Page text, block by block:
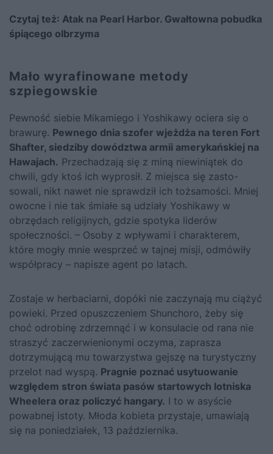
Czytaj też: Atak na Pearl Harbor. Gwałtowna pobudka
śpiącego olbrzyma
Mało wyrafinowane metody
szpiegowskie
Pewność siebie Mikamiego i Yoshikawy ociera się o
brawurę. Pewnego dnia szofer wjeżdża na teren Fort
Shafter, siedziby do­wództwa armii amerykańskiej na
Hawajach. Przechadzają się z miną niewiniątek do
chwili, gdy ktoś ich wyprosił. Z miejsca się zasto­
sowali, nikt nawet nie sprawdził ich tożsamości. Mniej
owocne i nie tak śmiałe są udziały Yoshikawy w
obrzędach religijnych, gdzie spo­tyka liderów
społeczności. – Osoby z wpływami i charakterem,
które mogły mnie wesprzeć w tajnej misji, odmówiły
współpracy – napisze agent po latach.
Zostaje w herbaciarni, dopóki nie zaczynają mu ciążyć
powieki. Przed opuszczeniem Shunchoro, żeby się
choć odrobinę zdrzemnąć i w konsulacie od rana nie
straszyć zaczerwienionymi oczyma, za­prasza
dotrzymującą mu towarzystwa gejszę na turystyczny
przelot nad wyspą. Pragnie poznać usytuowanie
względem stron świata pa­sów startowych lotniska
Wheelera oraz policzyć hangary. I to w asyś­cie
powabnej istoty. Młoda kobieta przystaje, umawiają
się na po­niedziałek, 13 października.